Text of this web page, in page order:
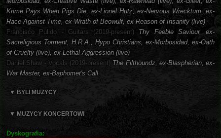
Krime Pays When Pigs Die, ex-Lionel Hutz, ex-Nervous Wrecktum, ex-
Race Against Time, ex-Wrath of Beowulf, ex-Reason of Insanity (live)
Francisco Pulido - Guitars (2019-present) Thy Feeble Saviour, ex-
Sacreligious Torment, H.R.A., Hypo Christians, ex-Morbosidad, ex-Oath
of Cruelty (live), ex-Lethal Aggression (live)
Daniel Shaw - Vocals (2019-present) The Filthöundz, ex-Blaspherian, ex-
War Master, ex-Baphomet's Call
▼ BYLI MUZYCY
▼ MUZYCY KONCERTOWI
Dyskografia: